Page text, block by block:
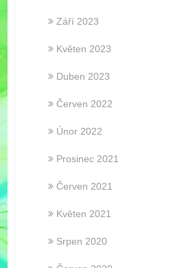
Září 2023
Květen 2023
Duben 2023
Červen 2022
Únor 2022
Prosinec 2021
Červen 2021
Květen 2021
Srpen 2020